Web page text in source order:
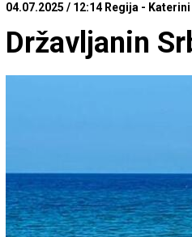
04.07.2025 / 12:14 Regija - Katerini
Državljanin